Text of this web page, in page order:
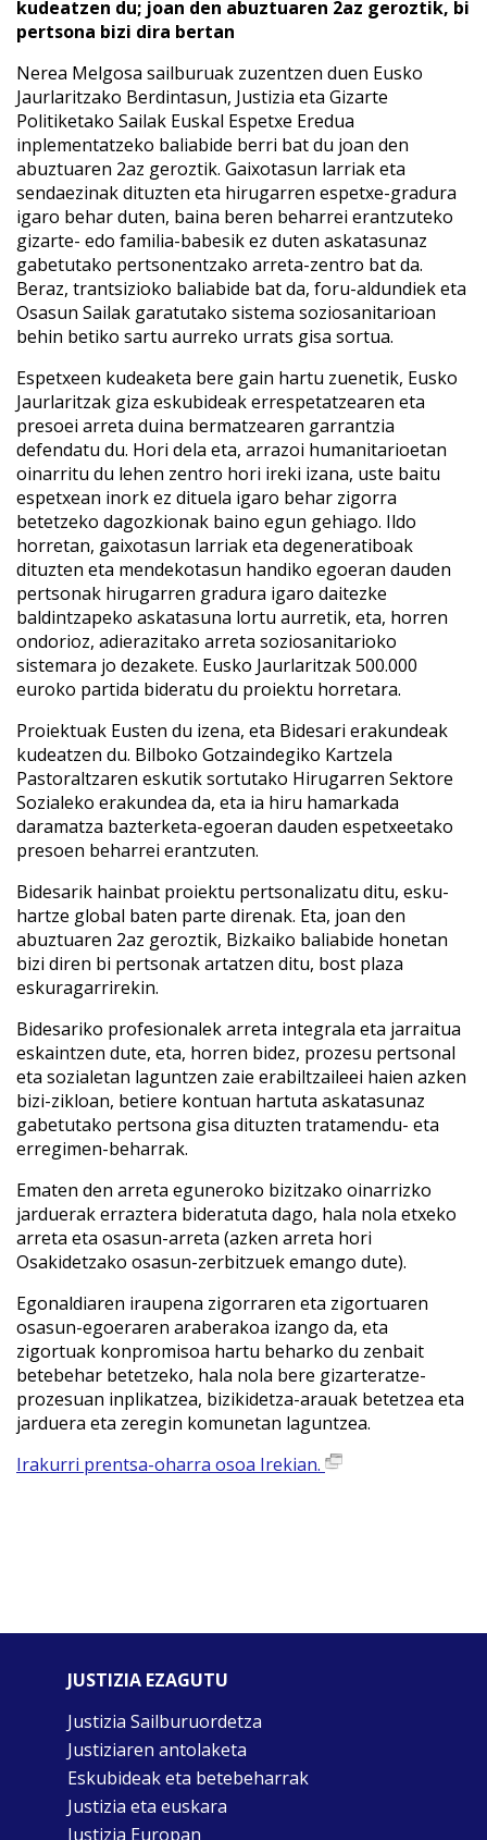
kudeatzen du; joan den abuztuaren 2az geroztik, bi
pertsona bizi dira bertan
Nerea Melgosa sailburuak zuzentzen duen Eusko
Jaurlaritzako Berdintasun, Justizia eta Gizarte
Politiketako Sailak Euskal Espetxe Eredua
inplementatzeko baliabide berri bat du joan den
abuztuaren 2az geroztik. Gaixotasun larriak eta
sendaezinak dituzten eta hirugarren espetxe-gradura
igaro behar duten, baina beren beharrei erantzuteko
gizarte- edo familia-babesik ez duten askatasunaz
gabetutako pertsonentzako arreta-zentro bat da.
Beraz, trantsizioko baliabide bat da, foru-aldundiek eta
Osasun Sailak garatutako sistema soziosanitarioan
behin betiko sartu aurreko urrats gisa sortua.
Espetxeen kudeaketa bere gain hartu zuenetik, Eusko
Jaurlaritzak giza eskubideak errespetatzearen eta
presoei arreta duina bermatzearen garrantzia
defendatu du. Hori dela eta, arrazoi humanitarioetan
oinarritu du lehen zentro hori ireki izana, uste baitu
espetxean inork ez dituela igaro behar zigorra
betetzeko dagozkionak baino egun gehiago. Ildo
horretan, gaixotasun larriak eta degeneratiboak
dituzten eta mendekotasun handiko egoeran dauden
pertsonak hirugarren gradura igaro daitezke
baldintzapeko askatasuna lortu aurretik, eta, horren
ondorioz, adierazitako arreta soziosanitarioko
sistemara jo dezakete. Eusko Jaurlaritzak 500.000
euroko partida bideratu du proiektu horretara.
Proiektuak Eusten du izena, eta Bidesari erakundeak
kudeatzen du. Bilboko Gotzaindegiko Kartzela
Pastoraltzaren eskutik sortutako Hirugarren Sektore
Sozialeko erakundea da, eta ia hiru hamarkada
daramatza bazterketa-egoeran dauden espetxeetako
presoen beharrei erantzuten.
Bidesarik hainbat proiektu pertsonalizatu ditu, esku-
hartze global baten parte direnak. Eta, joan den
abuztuaren 2az geroztik, Bizkaiko baliabide honetan
bizi diren bi pertsonak artatzen ditu, bost plaza
eskuragarrirekin.
Bidesariko profesionalek arreta integrala eta jarraitua
eskaintzen dute, eta, horren bidez, prozesu pertsonal
eta sozialetan laguntzen zaie erabiltzaileei haien azken
bizi-zikloan, betiere kontuan hartuta askatasunaz
gabetutako pertsona gisa dituzten tratamendu- eta
erregimen-beharrak.
Ematen den arreta eguneroko bizitzako oinarrizko
jarduerak erraztera bideratuta dago, hala nola etxeko
arreta eta osasun-arreta (azken arreta hori
Osakidetzako osasun-zerbitzuek emango dute).
Egonaldiaren iraupena zigorraren eta zigortuaren
osasun-egoeraren araberakoa izango da, eta
zigortuak konpromisoa hartu beharko du zenbait
betebehar betetzeko, hala nola bere gizarteratze-
prozesuan inplikatzea, bizikidetza-arauak betetzea eta
jarduera eta zeregin komunetan laguntzea.
Irakurri prentsa-oharra osoa Irekian.
JUSTIZIA EZAGUTU
Justizia Sailburuordetza
Justiziaren antolaketa
Eskubideak eta betebeharrak
Justizia eta euskara
Justizia Europan